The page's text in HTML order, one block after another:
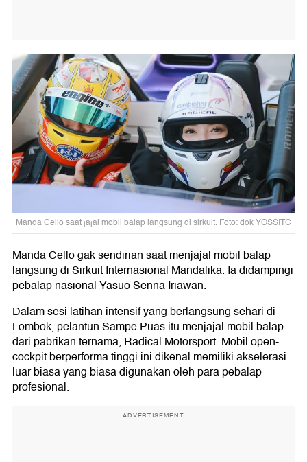
Manda Cello saat jajal mobil balap langsung di sirkuit. Foto: dok YOSSITC
Manda Cello gak sendirian saat menjajal mobil balap
langsung di Sirkuit Internasional Mandalika. Ia didampingi
pebalap nasional Yasuo Senna Iriawan.
Dalam sesi latihan intensif yang berlangsung sehari di
Lombok, pelantun Sampe Puas itu menjajal mobil balap
dari pabrikan ternama, Radical Motorsport. Mobil open-
cockpit berperforma tinggi ini dikenal memiliki akselerasi
luar biasa yang biasa digunakan oleh para pebalap
profesional.
ADVERTISEMENT